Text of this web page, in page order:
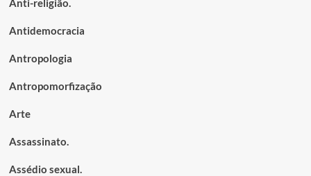
Anti-religião.
Antidemocracia
Antropologia
Antropomorfização
Arte
Assassinato.
Assédio sexual.